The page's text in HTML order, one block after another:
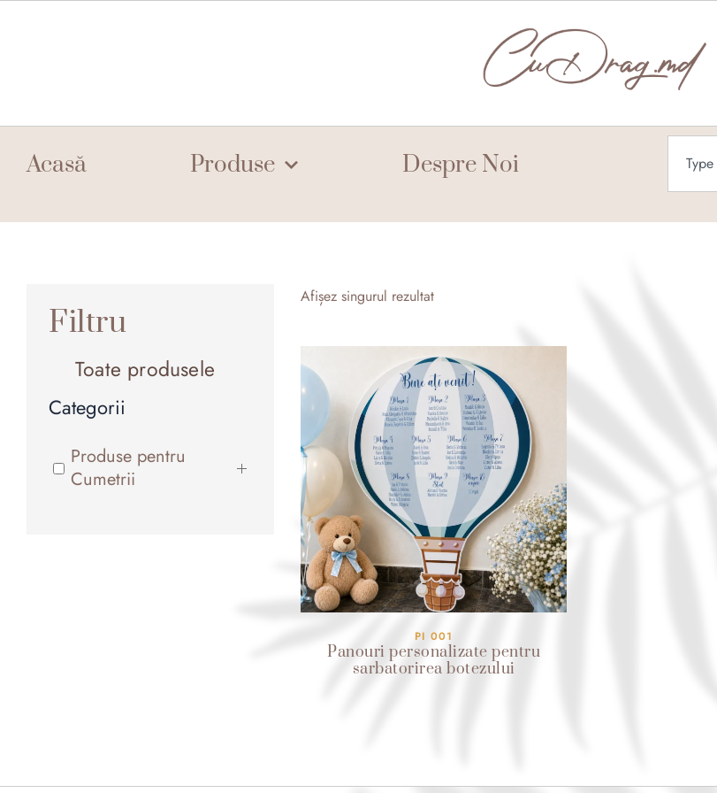
Acasă Produse Despre Noi
Filtru
Toate produsele
Categorii
Produse pentru
Cumetrii
Afișez singurul rezultat
PI 001
Panouri personalizate pentru
sarbatorirea botezului